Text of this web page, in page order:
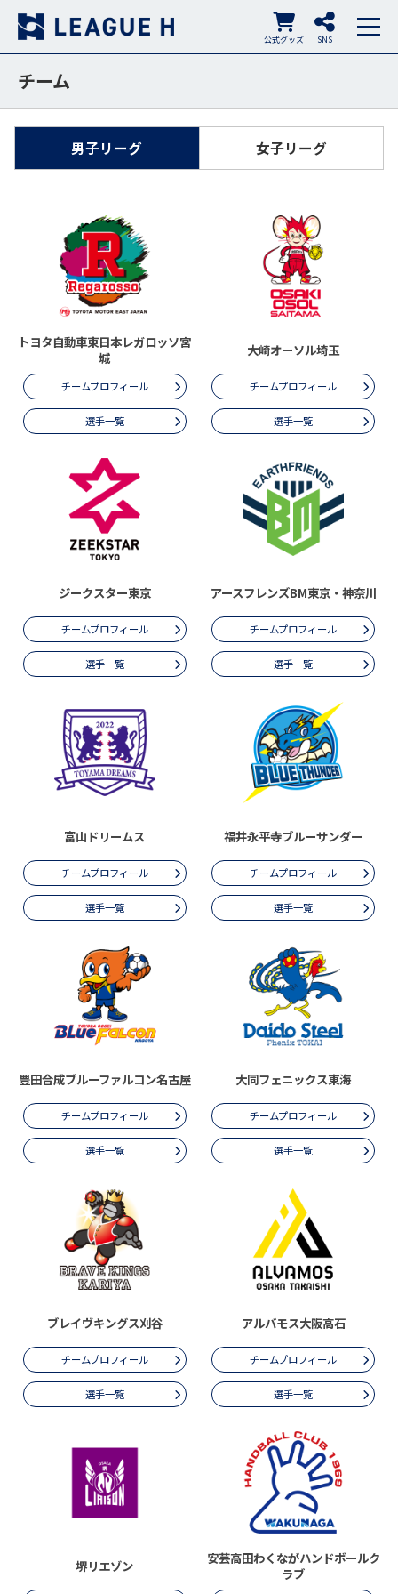
SNS
公式グッズ
チーム
男子リーグ 女子リーグ
トヨタ自動車東日本レガロッソ宮
城
チームプロフィール
選手一覧
大崎オーソル埼玉
チームプロフィール
選手一覧
ジークスター東京
チームプロフィール
選手一覧
アースフレンズBM東京・神奈川
チームプロフィール
選手一覧
富山ドリームス
チームプロフィール
選手一覧
福井永平寺ブルーサンダー
チームプロフィール
選手一覧
豊田合成ブルーファルコン名古屋
チームプロフィール
選手一覧
大同フェニックス東海
チームプロフィール
選手一覧
ブレイヴキングス刈谷
チームプロフィール
選手一覧
アルバモス大阪高石
チームプロフィール
選手一覧
堺リエゾン
安芸高田わくながハンドボールク
ラブ